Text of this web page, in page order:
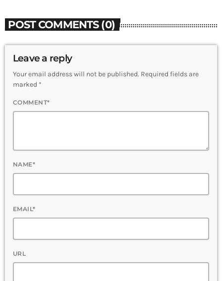
POST COMMENTS (0)
Leave a reply
Your email address will not be published. Required fields are
marked *
COMMENT*
NAME*
EMAIL*
URL